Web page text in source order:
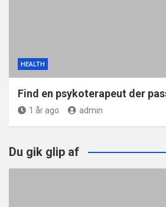
HEALTH
Find en psykoterapeut der
1 år ago admin
Du gik glip af